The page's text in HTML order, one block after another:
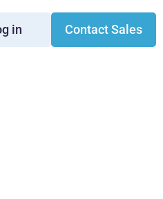
in Contact Sales